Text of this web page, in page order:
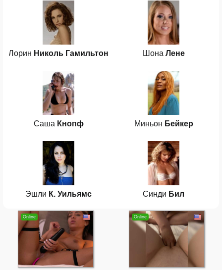
Лорин Николь Гамильтон Шона Лене
Саша Кнопф Миньон Бейкер
Эшли К. Уильямс Синди Бил